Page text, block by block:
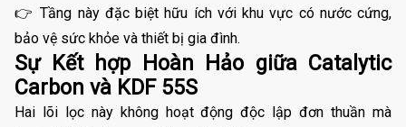
👉 Tầng này đặc biệt hữu ích với khu vực có nước cứng,
bảo vệ sức khỏe và thiết bị gia đình.
Sự Kết hợp Hoàn Hảo giữa Catalytic
Carbon và KDF 55S
Hai lõi lọc này không hoạt động độc lập đơn thuần mà